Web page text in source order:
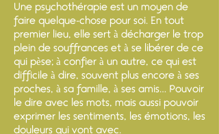
Une psychothérapie est un moyen de
faire quelque-chose pour soi. En tout
premier lieu, elle sert à décharger le trop
plein de souffrances et à se libérer de ce
qui pèse; à confier à un autre, ce qui est
difficile à dire, souvent plus encore à ses
proches, à sa famille, à ses amis… Pouvoir
le dire avec les mots, mais aussi pouvoir
exprimer les sentiments, les émotions, les
douleurs qui vont avec.